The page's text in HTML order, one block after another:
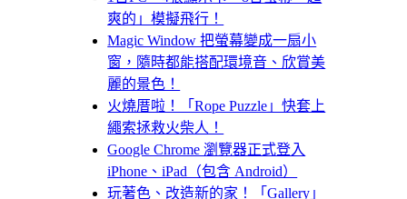
爽的」模擬飛行！
Magic Window 把螢幕變成一扇小
窗，隨時都能搭配環境音、欣賞美
麗的景色！
火燒厝啦！「Rope Puzzle」快套上
繩索拯救火柴人！
Google Chrome 瀏覽器正式登入
iPhone、iPad（包含 Android）
玩著色、改造新的家！「Gallery」